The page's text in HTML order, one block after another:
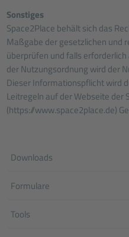
Sonstiges
Space2Place behält sich das
Maßgabe der gesetzlichen und
überprüfen und falls
der Nutzungsordnung wird der
Dieser Informationspflicht wird
Leitregeln auf der Webseite der
(https://www.space2place.de)
Downloads
Formulare
Tools